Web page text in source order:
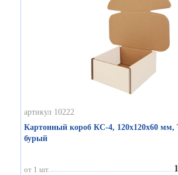
артикул 10222
Картонный короб КС-4, 120х120х60 мм,
бурый
от 1 шт.